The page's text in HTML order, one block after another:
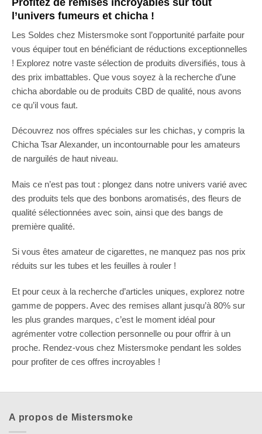
l’univers fumeurs et chicha !
Les Soldes chez Mistersmoke sont l’opportunité parfaite pour
vous équiper tout en bénéficiant de réductions exceptionnelles
! Explorez notre vaste sélection de produits diversifiés, tous à
des prix imbattables. Que vous soyez à la recherche d’une
chicha abordable ou de produits CBD de qualité, nous avons
ce qu’il vous faut.
Découvrez nos offres spéciales sur les chichas, y compris la
Chicha Tsar Alexander, un incontournable pour les amateurs
de narguilés de haut niveau.
Mais ce n’est pas tout : plongez dans notre univers varié avec
des produits tels que des bonbons aromatisés, des fleurs de
qualité sélectionnées avec soin, ainsi que des bangs de
première qualité.
Si vous êtes amateur de cigarettes, ne manquez pas nos prix
réduits sur les tubes et les feuilles à rouler !
Et pour ceux à la recherche d’articles uniques, explorez notre
gamme de poppers. Avec des remises allant jusqu’à 80% sur
les plus grandes marques, c’est le moment idéal pour
agrémenter votre collection personnelle ou pour offrir à un
proche. Rendez-vous chez Mistersmoke pendant les soldes
pour profiter de ces offres incroyables !
A propos de Mistersmoke